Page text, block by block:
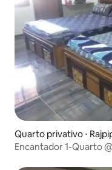
Quarto privativo ⋅
Encantador 1-Quarto